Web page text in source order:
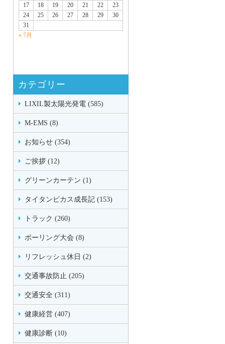
17
18 19 20 21 22
23
24
25 26 27 28 29
30
31
« 7月
カテゴリー
LIXIL製太陽光発電 (585)
M-EMS (8)
お知らせ (354)
ご挨拶 (12)
グリーンカーテン (1)
タイタンビカス成長記 (153)
トラック (260)
ボーリング大会 (8)
リフレッシュ休日 (2)
交通事故防止 (205)
交通安全 (311)
健康経営 (407)
健康診断 (10)